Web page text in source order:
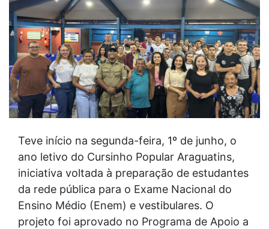
Teve início na segunda-feira, 1º de junho, o
ano letivo do Cursinho Popular Araguatins,
iniciativa voltada à preparação de estudantes
da rede pública para o Exame Nacional do
Ensino Médio (Enem) e vestibulares. O
projeto foi aprovado no Programa de Apoio a